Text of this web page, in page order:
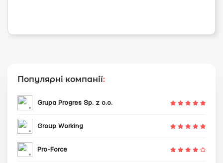
Популярні компанії:
Grupa Progres Sp. z o.o.
Group Working
Pro-Force